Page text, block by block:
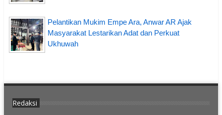
Pelantikan Mukim Empe Ara, Anwar AR Ajak
Masyarakat Lestarikan Adat dan Perkuat
Ukhuwah
Redaksi